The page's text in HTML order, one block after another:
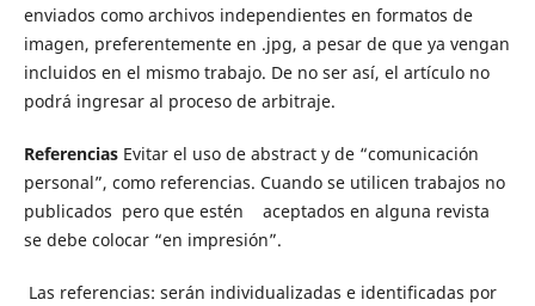
enviados como archivos independientes en formatos de
imagen, preferentemente en .jpg, a pesar de que ya vengan
incluidos en el mismo trabajo. De no ser así, el artículo no
podrá ingresar al proceso de arbitraje.
Referencias Evitar el uso de abstract y de “comunicación
personal”, como referencias. Cuando se utilicen trabajos no
publicados pero que estén aceptados en alguna revista
se debe colocar “en impresión”.
Las referencias: serán individualizadas e identificadas por